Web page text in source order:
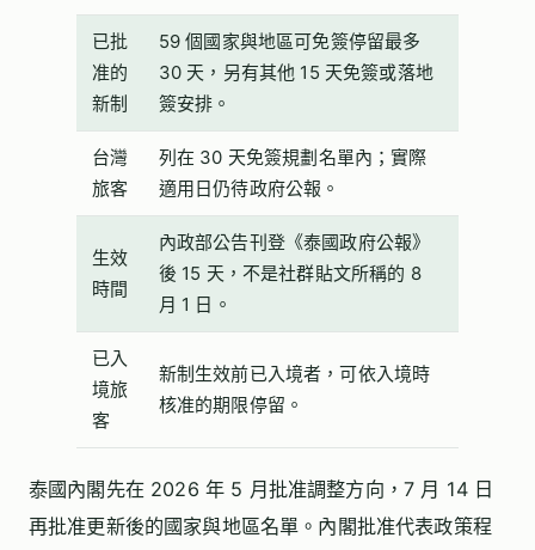
已批
准的
新制
59 個國家與地區可免簽停留最多
30 天，另有其他 15 天免簽或落地
簽安排。
台灣
旅客
列在 30 天免簽規劃名單內；實際
適用日仍待政府公報。
生效
時間
內政部公告刊登《泰國政府公報》
後 15 天，不是社群貼文所稱的 8
月 1 日。
已入
境旅
客
新制生效前已入境者，可依入境時
核准的期限停留。
泰國內閣先在 2026 年 5 月批准調整方向，7 月 14 日
再批准更新後的國家與地區名單。內閣批准代表政策程